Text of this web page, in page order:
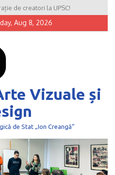
de creatori la UPSC!
Aug 8, 2026
Vizuale și
de Stat „Ion Creangă”